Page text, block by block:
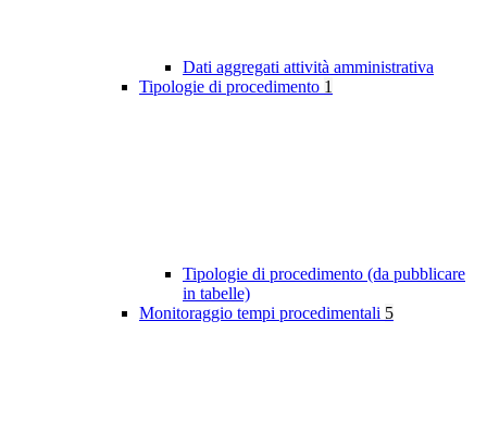
Dati aggregati attività amministrativa
Tipologie di procedimento 1
Tipologie di procedimento (da pubblicare
in tabelle)
Monitoraggio tempi procedimentali 5